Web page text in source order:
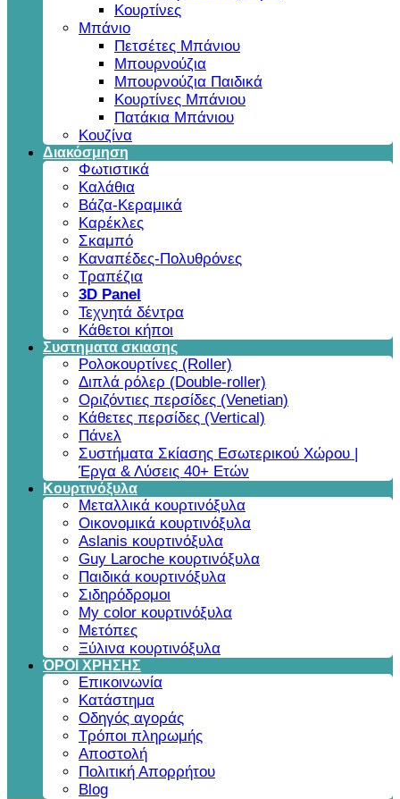
Κουρτίνες
Μπάνιο
Πετσέτες Μπάνιου
Μπουρνούζια
Μπουρνούζια Παιδικά
Κουρτίνες Μπάνιου
Πατάκια Μπάνιου
Κουζίνα
Διακόσμηση
Φωτιστικά
Καλάθια
Βάζα-Κεραμικά
Καρέκλες
Σκαμπό
Καναπέδες-Πολυθρόνες
Τραπέζια
3D Panel
Τεχνητά δέντρα
Κάθετοι κήποι
Συστηματα σκιασης
Ρολοκουρτίνες (Roller)
Διπλά ρόλερ (Double-roller)
Οριζόντιες περσίδες (Venetian)
Κάθετες περσίδες (Vertical)
Πάνελ
Συστήματα Σκίασης Εσωτερικού Χώρου |
Έργα & Λύσεις 40+ Ετών
Κουρτινόξυλα
Μεταλλικά κουρτινόξυλα
Οικονομικά κουρτινόξυλα
Aslanis κουρτινόξυλα
Guy Laroche κουρτινόξυλα
Παιδικά κουρτινόξυλα
Σιδηρόδρομοι
My color κουρτινόξυλα
Μετόπες
Ξύλινα κουρτινόξυλα
ΌΡΟΙ ΧΡΗΣΗΣ
Επικοινωνία
Κατάστημα
Οδηγός αγοράς
Τρόποι πληρωμής
Αποστολή
Πολιτική Απορρήτου
Blog